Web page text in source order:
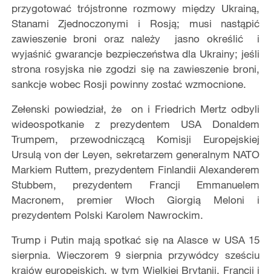
przygotować trójstronne rozmowy między Ukrainą,
Stanami Zjednoczonymi i Rosją; musi nastąpić
zawieszenie broni oraz należy jasno określić i
wyjaśnić gwarancje bezpieczeństwa dla Ukrainy; jeśli
strona rosyjska nie zgodzi się na zawieszenie broni,
sankcje wobec Rosji powinny zostać wzmocnione.
Zełenski powiedział, że on i Friedrich Mertz odbyli
wideospotkanie z prezydentem USA Donaldem
Trumpem, przewodniczącą Komisji Europejskiej
Ursulą von der Leyen, sekretarzem generalnym NATO
Markiem Ruttem, prezydentem Finlandii Alexanderem
Stubbem, prezydentem Francji Emmanuelem
Macronem, premier Włoch Giorgią Meloni i
prezydentem Polski Karolem Nawrockim.
Trump i Putin mają spotkać się na Alasce w USA 15
sierpnia. Wieczorem 9 sierpnia przywódcy sześciu
krajów europejskich, w tym Wielkiej Brytanii, Francji i